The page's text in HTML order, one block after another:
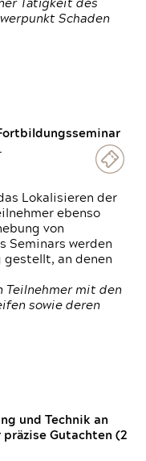
Tätigkeit des
Schaden
Lokalisieren der
ebenso
von
Seminars werden
gestellt, an denen
Teilnehmer mit den
sowie deren
und Technik an
Gutachten (2